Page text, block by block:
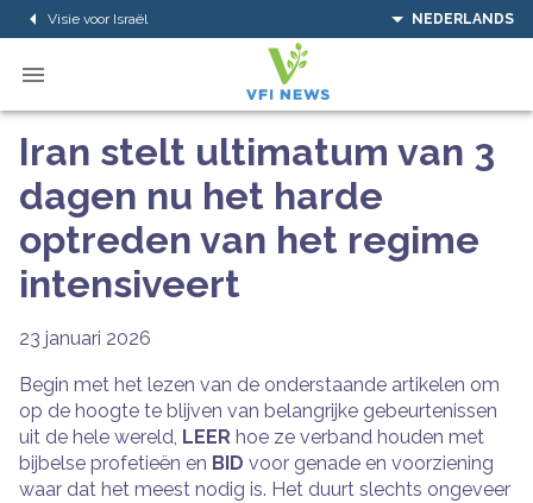
Visie voor Israël NEDERLANDS
Iran stelt ultimatum van 3
dagen nu het harde
optreden van het regime
intensiveert
23 januari 2026
Begin met het lezen van de onderstaande artikelen om
op de hoogte te blijven van belangrijke gebeurtenissen
uit de hele wereld, LEER hoe ze verband houden met
bijbelse profetieën en BID voor genade en voorziening
waar dat het meest nodig is. Het duurt slechts ongeveer